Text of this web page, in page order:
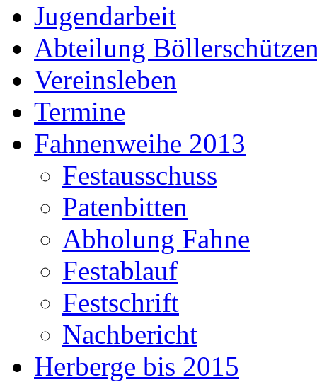
Jugendarbeit
Abteilung
Vereinsleben
Termine
Fahnenweihe 2013
Festausschuss
Patenbitten
Abholung Fahne
Festablauf
Festschrift
Nachbericht
Herberge bis 2015